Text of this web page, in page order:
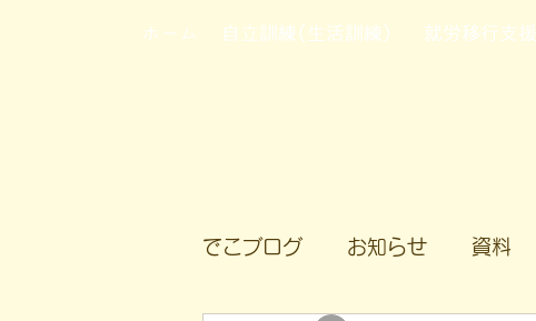
ホーム 自立訓練(生活訓練) 就労移行支援
でこブログ お知らせ 資料